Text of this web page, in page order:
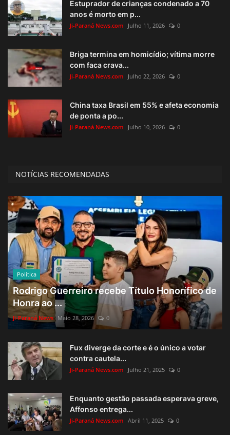
Estuprador de crianças condenado a 70
anos é morto em p...
Ji-Paraná News.com Julho 11, 2026 0
Briga termina em homicídio; vítima morre
com faca crava...
Ji-Paraná News.com Julho 22, 2026 0
China taxa Brasil em 55% e afeta economia
de ponta a po...
Ji-Paraná News.com Julho 10, 2026 0
NOTÍCIAS RECOMENDADAS
Política
Rodrigo Guerreiro recebe Título Honorífico de
Honra ao ...
Ji-Paraná News Maio 28, 2026 0
Fux diverge da corte e é o único a votar
contra cautela...
Ji-Paraná News.com Julho 21, 2025 0
Enquanto gestão passada esperava greve,
Affonso entrega...
Ji-Paraná News.com Abril 11, 2025 0